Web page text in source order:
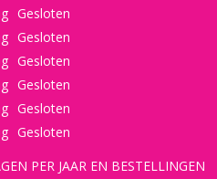
Gesloten
Gesloten
Gesloten
Gesloten
Gesloten
Gesloten
PER JAAR EN BESTELLINGEN